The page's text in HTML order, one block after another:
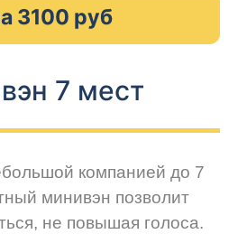
3100 руб
7 мест
компанией до 7
минивэн позволит
не повышая голоса.